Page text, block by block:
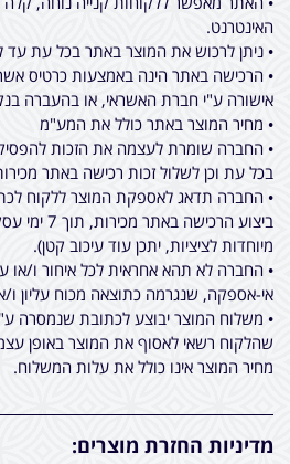
האינטרנט.
• ניתן לרכוש את המוצר באתר בכל עת עד
• הרכישה באתר הינה באמצעות כרטיס
אישורה ע"י חברת האשראי, או בהעברה
• מחיר המוצר באתר כולל את המע"מ
• החברה שומרת לעצמה את הזכות
בכל עת וכן לשלול זכות רכישה באתר
• החברה תדאג לאספקת המוצר ללקוח
ביצוע
מיוחדות לציציות, יתכן עוד עיכוב קטן).
• החברה לא תהא אחראית לכל איחור ו/או
אי-אספקה, שנגרמה כתוצאה מכוח עליון
• משלוח המוצר יבוצע לכתובת שנמסרה
שהלקוח רשאי לאסוף את המוצר באופן
מחיר המוצר אינו כולל את עלות המשלוח.
מדיניות החזרת מוצרים: